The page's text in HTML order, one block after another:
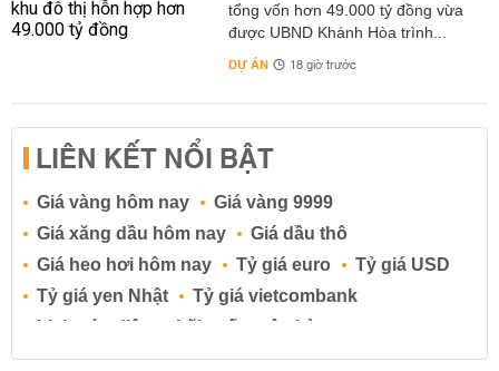
tổng vốn hơn 49.000 tỷ đồng vừa
được UBND Khánh Hòa trình...
DỰ ÁN 18 giờ trước
LIÊN KẾT NỔI BẬT
Giá vàng hôm nay
Giá vàng 9999
Giá xăng dầu hôm nay
Giá dầu thô
Giá heo hơi hôm nay
Tỷ giá euro
Tỷ giá USD
Tỷ giá yen Nhật
Tỷ giá vietcombank
Lịch cúp điện
Lãi suất ngân hàng
Lãi suất tiết kiệm
Lãi suất tiền gửi